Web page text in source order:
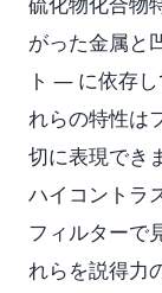
がった金属と
ト — に依存
れらの特性は
切に表現でき
ハイコントラ
フィルターで
れらを説得力